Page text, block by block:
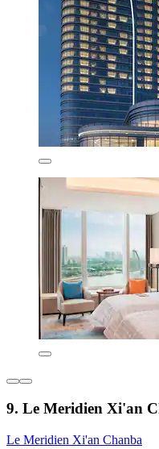
9. Le Meridien Xi'an
Le Meridien Xi'an Chanba